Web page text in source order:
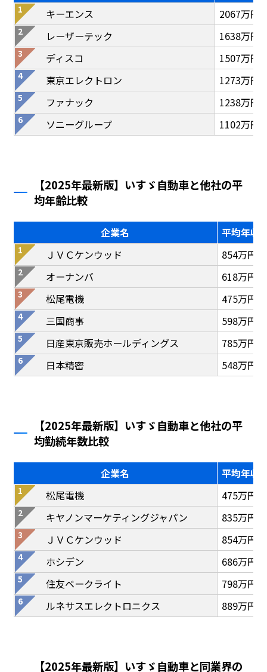
キーエンス
2067万円
レーザーテック
1638万円
ディスコ
1507万円
東京エレクトロン
1273万円
ファナック
1238万円
ソニーグループ
1102万円
【2025年最新版】いすゞ自動車と他社の平
均年齢比較
企業名
平均年収
ＪＶＣケンウッド
854万円
オーナンバ
618万円
松尾電機
475万円
三国商事
598万円
日産東京販売ホールディングス
785万円
日本精密
548万円
【2025年最新版】いすゞ自動車と他社の平
均勤続年数比較
企業名
平均年収
松尾電機
475万円
キヤノンマーケティングジャパン
835万円
ＪＶＣケンウッド
854万円
ホシデン
686万円
住友ベークライト
798万円
ルネサスエレクトロニクス
889万円
【2025年最新版】いすゞ自動車と同業界の